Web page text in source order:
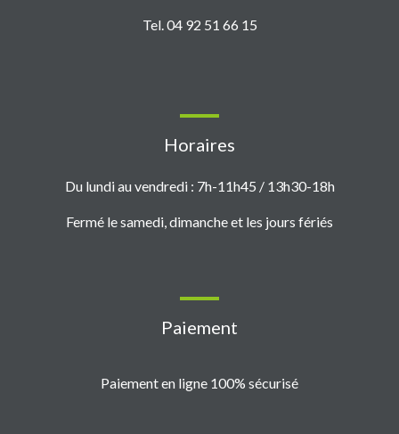
Tel. 04 92 51 66 15
Horaires
Du lundi au vendredi : 7h-11h45 / 13h30-18h
Fermé le samedi, dimanche et les jours fériés
Paiement
Paiement en ligne 100% sécurisé